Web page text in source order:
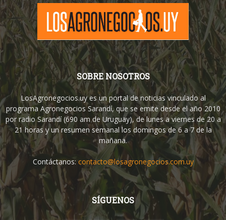
SOBRE NOSOTROS
LosAgronegocios.uy es un portal de noticias vinculado al
programa Agronegocios Sarandí, que se emite desde el año 2010
por radio Sarandí (690 am de Uruguay), de lunes a viernes de 20 a
21 horas y un resumen semanal los domingos de 6 a 7 de la
mañana.
Contáctanos: contacto@losagronegocios.com.uy
SÍGUENOS